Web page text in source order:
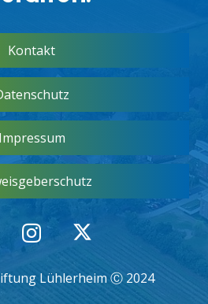
Kontakt
Impressum
Lühlerheim Ⓒ 2024